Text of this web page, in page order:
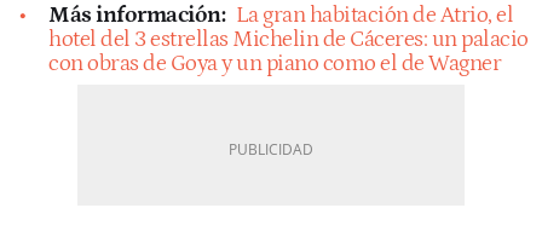
Más información: La gran habitación de Atrio, el
hotel del 3 estrellas Michelin de Cáceres: un palacio
con obras de Goya y un piano como el de Wagner